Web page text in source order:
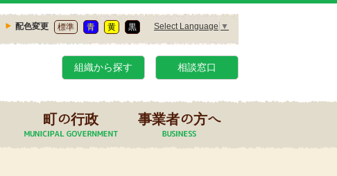
配色変更 標準 青 黄 黒 Select Language ▼
組織から探す 相談窓口
町の行政 事業者の方へ